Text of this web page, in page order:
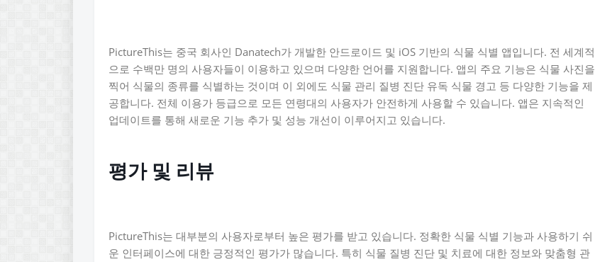
PictureThis는 중국 회사인 Danatech가 개발한 안드로이드 및 iOS 기반의 식물 식별 앱입니다. 전 세계적
으로 수백만 명의 사용자들이 이용하고 있으며 다양한 언어를 지원합니다. 앱의 주요 기능은 식물 사진을
찍어 식물의 종류를 식별하는 것이며 이 외에도 식물 관리 질병 진단 유독 식물 경고 등 다양한 기능을 제
공합니다. 전체 이용가 등급으로 모든 연령대의 사용자가 안전하게 사용할 수 있습니다. 앱은 지속적인
업데이트를 통해 새로운 기능 추가 및 성능 개선이 이루어지고 있습니다.
평가 및 리뷰
PictureThis는 대부분의 사용자로부터 높은 평가를 받고 있습니다. 정확한 식물 식별 기능과 사용하기 쉬
운 인터페이스에 대한 긍정적인 평가가 많습니다. 특히 식물 질병 진단 및 치료에 대한 정보와 맞춤형 관